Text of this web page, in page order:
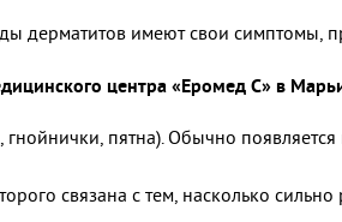
дерматитов имеют свои симптомы,
центра «Еромед С» в
пятна). Обычно
связана с тем, насколько